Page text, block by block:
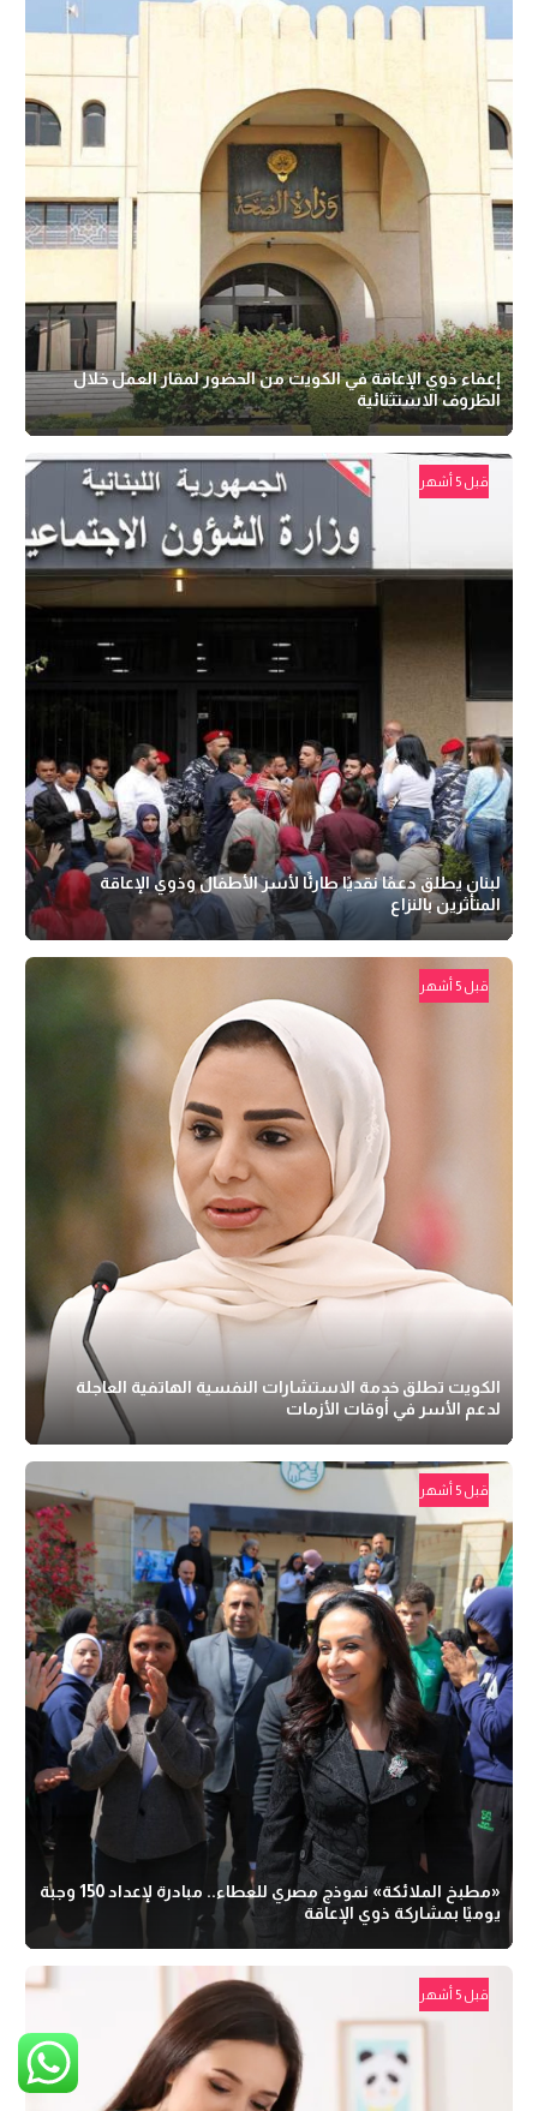
إعفاء ذوي الإعاقة في الكويت من الحضور لمقار العمل خلال
الظروف الاستثنائية
قبل 5 أشهر
لبنان يطلق دعمًا نقديًا طارئًا لأسر الأطفال وذوي الإعاقة
المتأثرين بالنزاع
قبل 5 أشهر
الكويت تطلق خدمة الاستشارات النفسية الهاتفية العاجلة
لدعم الأسر في أوقات الأزمات
قبل 5 أشهر
«مطبخ الملائكة» نموذج مصري للعطاء.. مبادرة لإعداد 150 وجبة
يوميًا بمشاركة ذوي الإعاقة
قبل 5 أشهر